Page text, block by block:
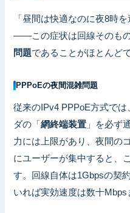
「昼間は快適なのに夜8時
——この症状は回線そのも
問題であることがほとんどで
PPPoEの夜間混雑問題
従来のIPv4 PPPoE方式で
ダの「網終端装置 」を必ず
力には上限があり、夜間の
にユーザーが集中すると、
す。回線自体は1Gbpsの契
いれば実効速度は数十Mbps